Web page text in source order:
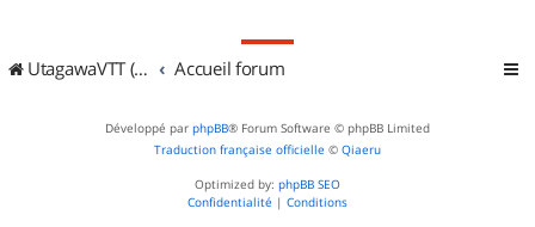
UtagawaVTT (Randos VTT et VTTAE avec traces GPS) Accueil forum
Développé par phpBB® Forum Software © phpBB Limited
Traduction française officielle © Qiaeru
Optimized by: phpBB SEO
Confidentialité | Conditions